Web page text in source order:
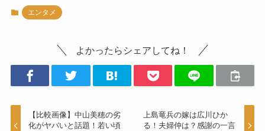
エンタメ
よかったらシェアしてね！
【比較画像】中山美穂の劣
化がヤバいと話題！若い頃
上島竜兵の嫁は広川ひか
る！夫婦仲は？感謝の一言